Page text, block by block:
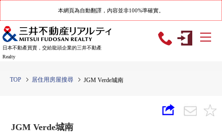
本網頁為自動翻譯，內容並非100%準確實。
日本不動產買賣，交給龍頭企業的三井不動產
Realty
TOP 居住用房屋搜尋 JGM Verde城南
JGM Verde城南